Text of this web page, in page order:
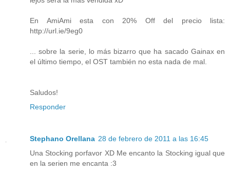
En AmiAmi esta con 20% Off del precio lista:
http://url.ie/9eg0
... sobre la serie, lo más bizarro que ha sacado Gainax en
el último tiempo, el OST también no esta nada de mal.
Saludos!
Responder
Stephano Orellana 28 de febrero de 2011 a las 16:45
Una Stocking porfavor XD Me encanto la Stocking igual que
en la serien me encanta :3